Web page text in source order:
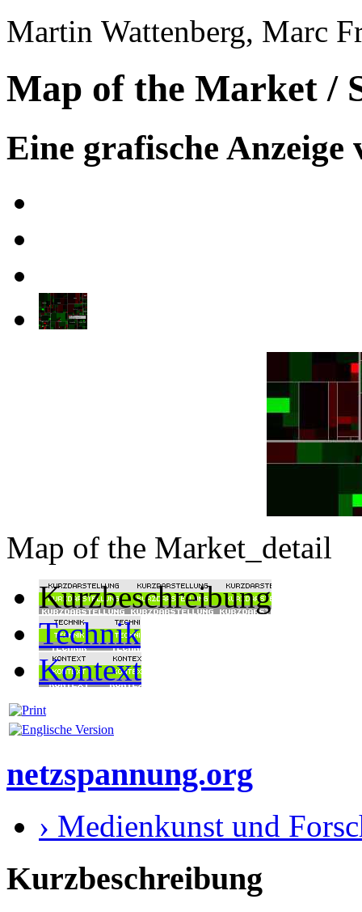
Martin Wattenberg, Marc
Map of the Market /
Eine grafische
Map of the Market_detail
Kurzbeschreibung
Technik
Kontext
netzspannung.org
› Medienkunst und
Kurzbeschreibung